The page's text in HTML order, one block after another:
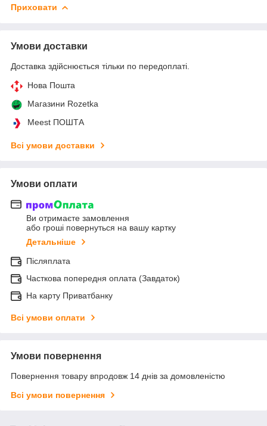
Приховати
Умови доставки
Доставка здійснюється тільки по передоплаті.
Нова Пошта
Магазини Rozetka
Meest ПОШТА
Всі умови доставки
Умови оплати
Ви отримаєте замовлення
або гроші повернуться на вашу картку
Детальніше
Післяплата
Часткова попередня оплата (Завдаток)
На карту Приватбанку
Всі умови оплати
Умови повернення
Повернення товару впродовж 14 днів за домовленістю
Всі умови повернення